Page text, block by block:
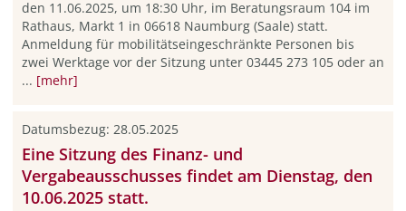
den 11.06.2025, um 18:30 Uhr, im Beratungsraum 104 im
Rathaus, Markt 1 in 06618 Naumburg (Saale) statt.
Anmeldung für mobilitätseingeschränkte Personen bis
zwei Werktage vor der Sitzung unter 03445 273 105 oder an
... [mehr]
Datumsbezug: 28.05.2025
Eine Sitzung des Finanz- und
Vergabeausschusses findet am Dienstag, den
10.06.2025 statt.